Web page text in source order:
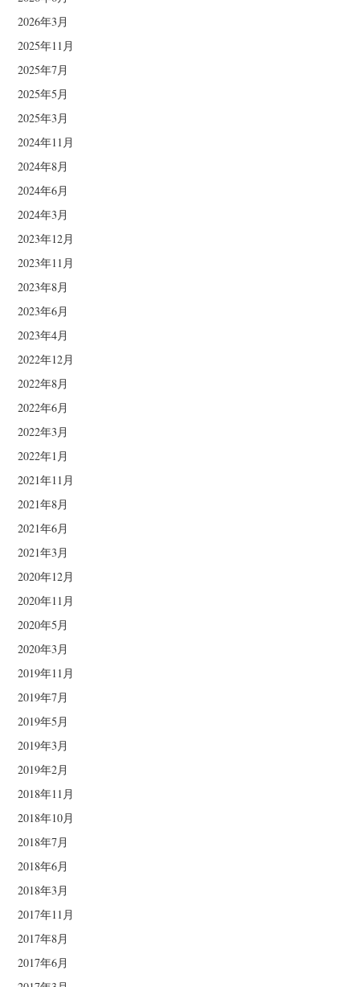
2026年3月
2025年11月
2025年7月
2025年5月
2025年3月
2024年11月
2024年8月
2024年6月
2024年3月
2023年12月
2023年11月
2023年8月
2023年6月
2023年4月
2022年12月
2022年8月
2022年6月
2022年3月
2022年1月
2021年11月
2021年8月
2021年6月
2021年3月
2020年12月
2020年11月
2020年5月
2020年3月
2019年11月
2019年7月
2019年5月
2019年3月
2019年2月
2018年11月
2018年10月
2018年7月
2018年6月
2018年3月
2017年11月
2017年8月
2017年6月